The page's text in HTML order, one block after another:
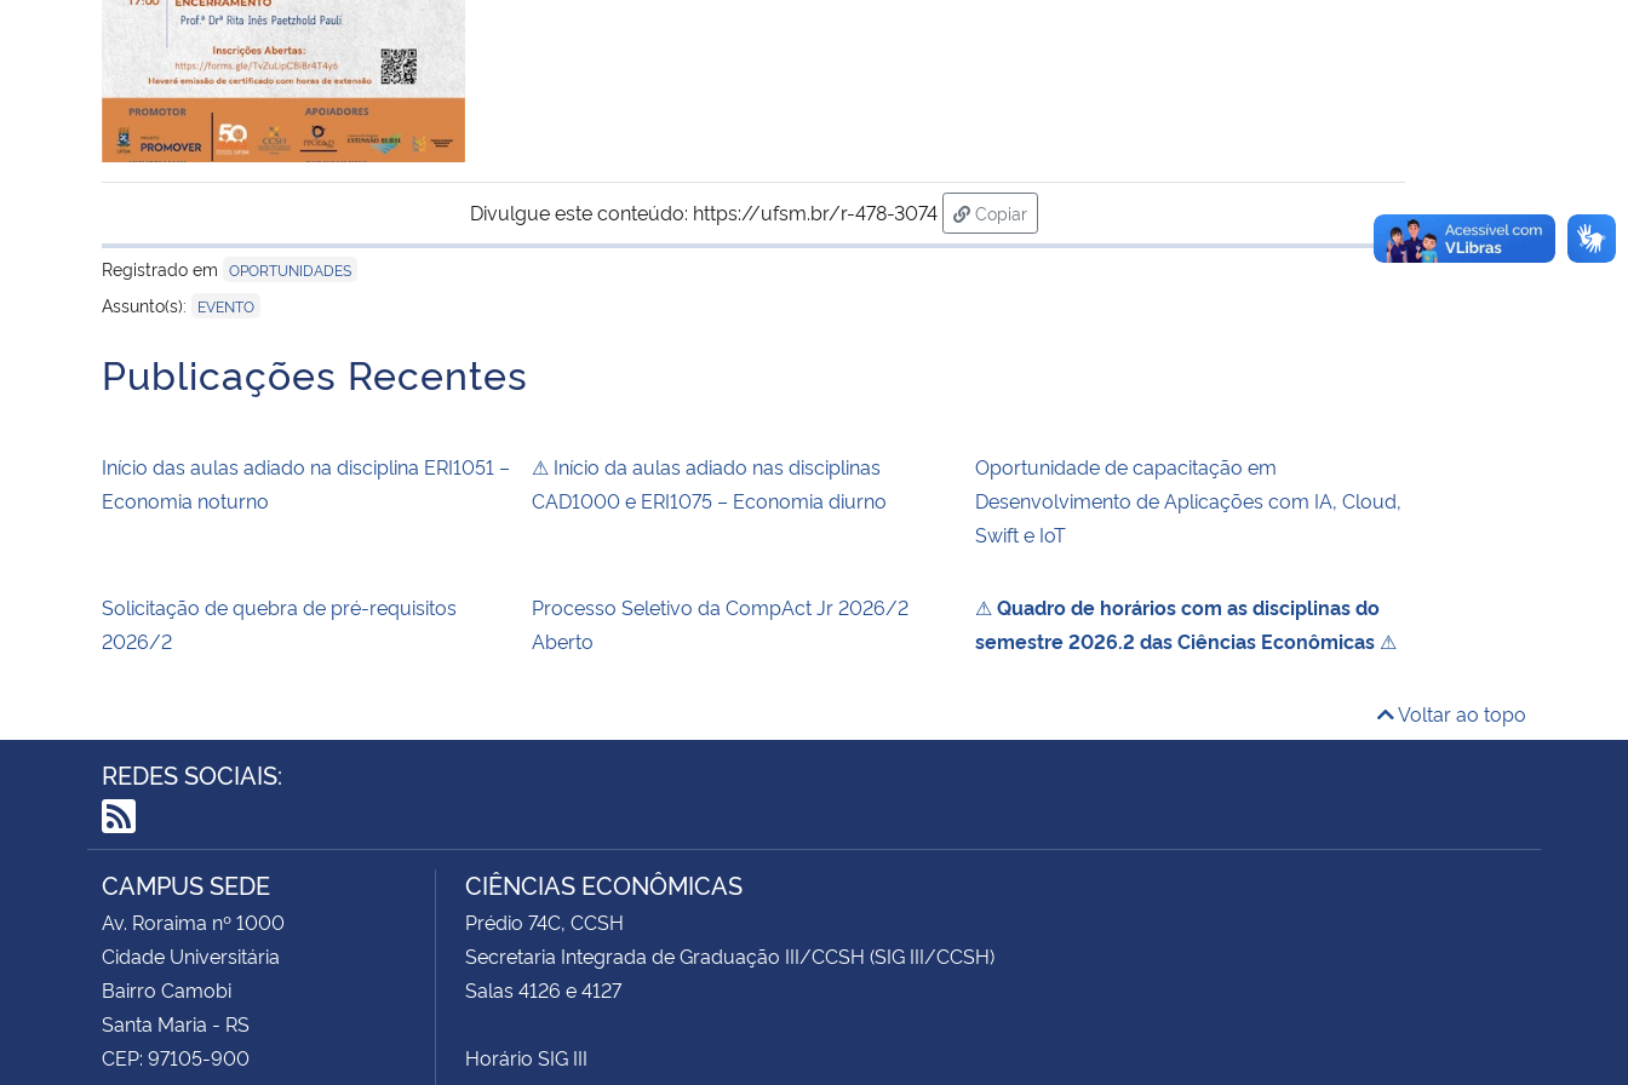
Divulgue este conteúdo: https://ufsm.br/r-478-3074
Copiar
para área de transferência
Registrado em OPORTUNIDADES
Assunto(s): EVENTO
Publicações Recentes
Início das aulas adiado na disciplina ERI1051 –
Economia noturno
⚠ Início da aulas adiado nas disciplinas
CAD1000 e ERI1075 – Economia diurno
Oportunidade de capacitação em
Desenvolvimento de Aplicações com IA, Cloud,
Swift e IoT
Solicitação de quebra de pré-requisitos
2026/2
Processo Seletivo da CompAct Jr 2026/2
Aberto
⚠Quadro de horários com as disciplinas do
semestre 2026.2 das Ciências Econômicas ⚠
Voltar ao topo
REDES SOCIAIS:
RSS
CAMPUS SEDE
Av. Roraima nº 1000
Cidade Universitária
Bairro Camobi
Santa Maria - RS
CEP: 97105-900
CIÊNCIAS ECONÔMICAS
Prédio 74C, CCSH
Secretaria Integrada de Graduação III/CCSH (SIG III/CCSH)
Salas 4126 e 4127
Horário SIG III